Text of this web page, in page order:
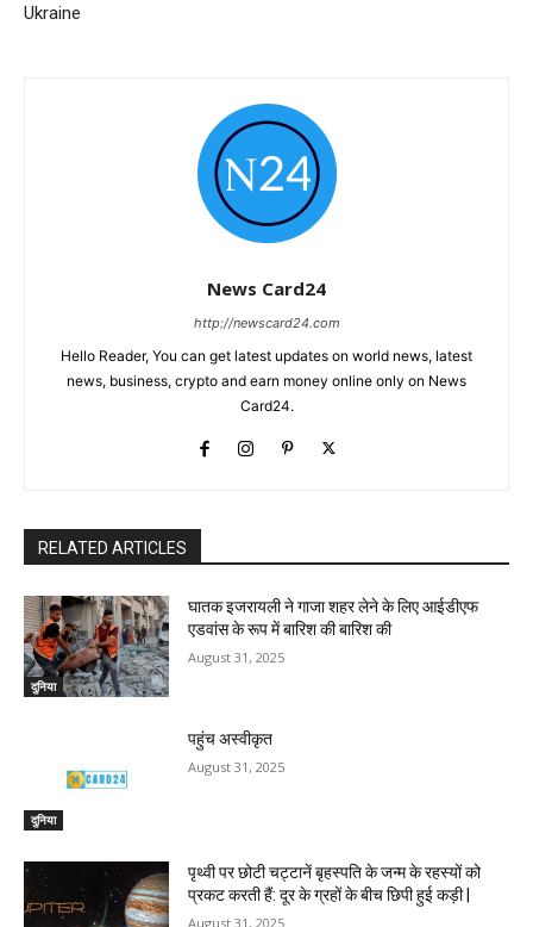
Ukraine
News Card24
http://newscard24.com
Hello Reader, You can get latest updates on world news, latest
news, business, crypto and earn money online only on News
Card24.
RELATED ARTICLES
दुनिया
घातक इजरायली ने गाजा शहर लेने के लिए आईडीएफ
एडवांस के रूप में बारिश की बारिश की
August 31, 2025
दुनिया
पहुंच अस्वीकृत
August 31, 2025
पृथ्वी पर छोटी चट्टानें बृहस्पति के जन्म के रहस्यों को
प्रकट करती हैं: दूर के ग्रहों के बीच छिपी हुई कड़ी |
August 31, 2025